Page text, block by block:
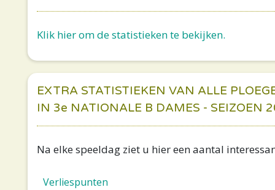
Klik hier om de statistieken te bekijken.
EXTRA STATISTIEKEN VAN ALLE
IN 3e NATIONALE B DAMES - SEIZOEN
Na elke speeldag ziet u hier een aantal
Verliespunten